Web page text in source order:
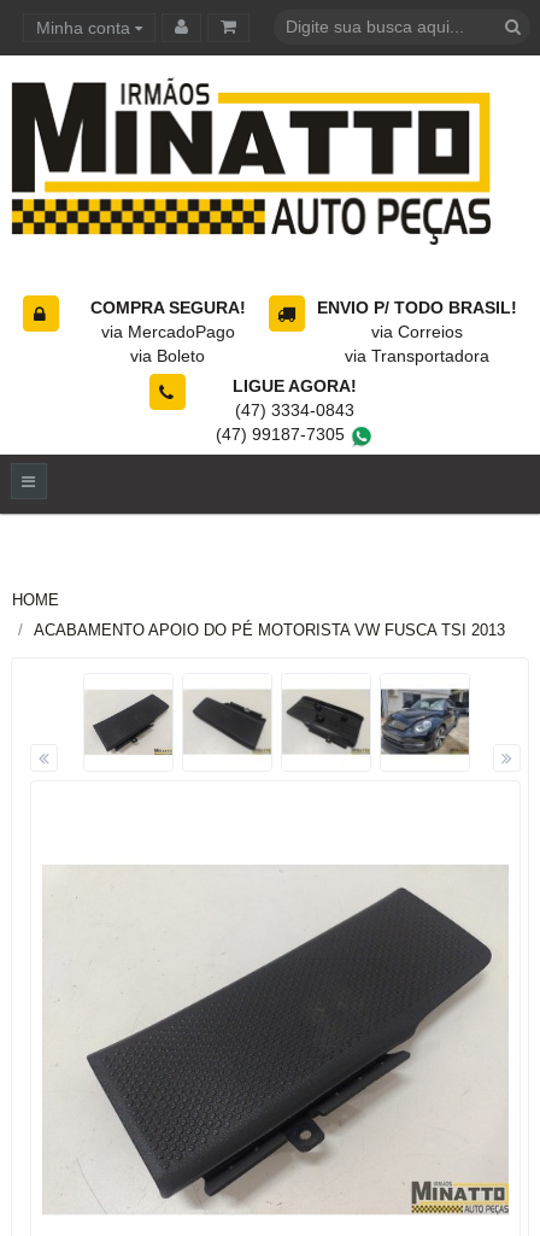
Minha conta
COMPRA SEGURA!
via MercadoPago
via Boleto
ENVIO P/ TODO BRASIL!
via Correios
via Transportadora
LIGUE AGORA!
(47) 3334-0843
(47) 99187-7305
HOME
ACABAMENTO APOIO DO PÉ MOTORISTA VW FUSCA TSI 2013